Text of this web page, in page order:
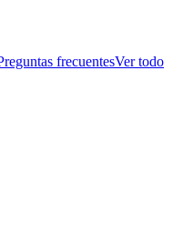
frecuentesVer todo